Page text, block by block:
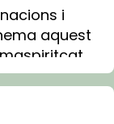
i
aquest